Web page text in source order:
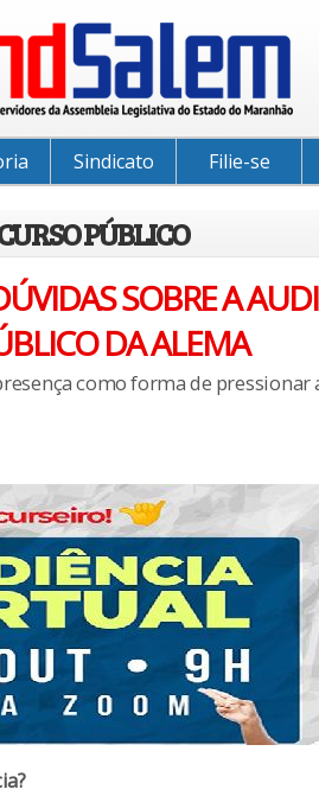
Sindicato Filie-se
PÚBLICO
SOBRE A
DA ALEMA
como forma de pressionar